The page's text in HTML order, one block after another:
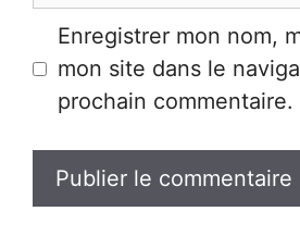
Enregistrer mon nom,
mon site dans le
prochain commentaire.